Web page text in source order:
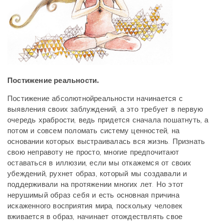
Постижение реальности.
Постижение абсолютнойреальности начинается с
выявления своих заблуждений, а это требует в первую
очередь храбрости, ведь придется сначала пошатнуть, а
потом и совсем поломать систему ценностей, на
основании которых выстраивалась вся жизнь. Признать
свою неправоту не просто, многие предпочитают
оставаться в иллюзии, если мы откажемся от своих
убеждений, рухнет образ, который мы создавали и
поддерживали на протяжении многих лет. Но этот
нерушимый образ себя и есть основная причина
искаженного восприятия мира, поскольку человек
вживается в образ, начинает отождествлять свое